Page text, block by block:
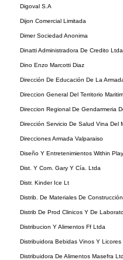
Digoval S.A
Dijon Comercial Limitada
Dimer Sociedad Anonima
Dinatti Administradora De Credito Ltda.
Dino Enzo Marcotti Diaz
Dirección De Educación De La
Direccion General Del Territorio
Direccion Regional De Gendarmeria
Dirección Servicio De Salud Vina Del
Direcciones Armada Valparaiso
Diseño Y Entretenimientos Within
Dist. Y Com. Gary Y Cía. Ltda
Distr. Kinder Ice Lt
Distrib. De Materiales De
Distrib De Prod Clinicos Y De
Distribucion Y Alimentos Ff Ltda
Distribuidora Bebidas Vinos Y
Distribuidora De Alimentos Masefra